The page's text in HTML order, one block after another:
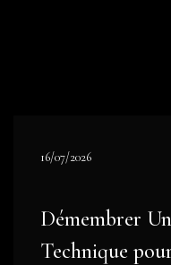
16/07/2026
Démembrer
Technique